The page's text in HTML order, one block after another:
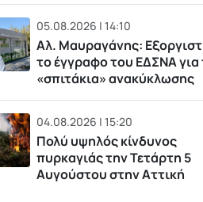
05.08.2026 | 14:10
Αλ. Μαυραγάνης:
το έγγραφο του ΕΔΣΝΑ για
«σπιτάκια» ανακύκλωσης
04.08.2026 | 15:20
Πολύ υψηλός κίνδυνος
πυρκαγιάς την Τετάρτη 5
Αυγούστου στην Αττική